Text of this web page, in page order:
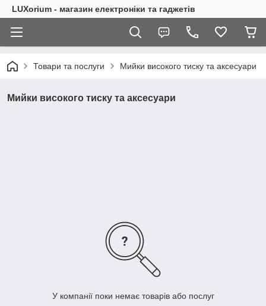
LUXorium - магазин електроніки та гаджетів
Товари та послуги Мийки високого тиску та аксесуари
Мийки високого тиску та аксесуари
У компанії поки немає товарів або послуг